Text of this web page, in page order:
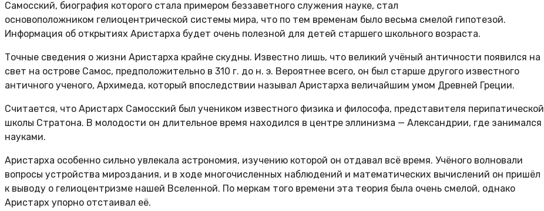
Самосский, биография которого стала примером беззаветного служения науке, стал
основоположником гелиоцентрической системы мира, что по тем временам было весьма смелой гипотезой.
Информация об открытиях Аристарха будет очень полезной для детей старшего школьного возраста.
Точные сведения о жизни Аристарха крайне скудны. Известно лишь, что великий учёный античности появился на
свет на острове Самос, предположительно в 310 г. до н. э. Вероятнее всего, он был старше другого известного
античного ученого, Архимеда, который впоследствии называл Аристарха величайшим умом Древней Греции.
Считается, что Аристарх Самосский был учеником известного физика и философа, представителя перипатической
школы Стратона. В молодости он длительное время находился в центре эллинизма — Александрии, где занимался
науками.
Аристарха особенно сильно увлекала астрономия, изучению которой он отдавал всё время. Учёного волновали
вопросы устройства мироздания, и в ходе многочисленных наблюдений и математических вычислений он пришёл
к выводу о гелиоцентризме нашей Вселенной. По меркам того времени эта теория была очень смелой, однако
Аристарх упорно отстаивал её.